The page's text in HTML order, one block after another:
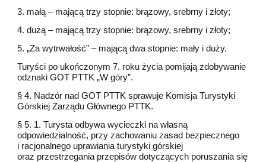
3. małą – mającą trzy stopnie: brązowy, srebrny i złoty;
4. dużą – mającą trzy stopnie: brązowy, srebrny i złoty;
5. „Za wytrwałość” – mającą dwa stopnie: mały i duży.
Turyści po ukończonym 7. roku życia pomijają zdobywanie
odznaki GOT PTTK „W góry”.
§ 4. Nadzór nad GOT PTTK sprawuje Komisja Turystyki
Górskiej Zarządu Głównego PTTK.
§ 5. 1. Turysta odbywa wycieczki na własną
odpowiedzialność, przy zachowaniu zasad bezpiecznego
i racjonalnego uprawiania turystyki górskiej
oraz przestrzegania przepisów dotyczących poruszania się